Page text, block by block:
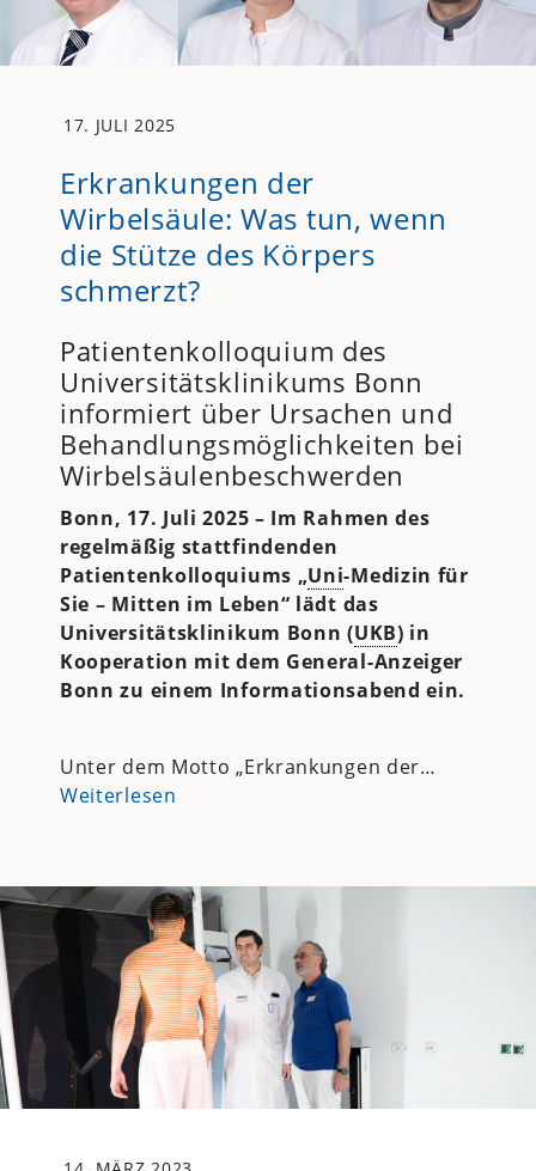
17. JULI 2025
Erkrankungen der
Wirbelsäule: Was tun, wenn
die Stütze des Körpers
schmerzt?
Patientenkolloquium des
Universitätsklinikums Bonn
informiert über Ursachen und
Behandlungsmöglichkeiten bei
Wirbelsäulenbeschwerden
Bonn, 17. Juli 2025 – Im Rahmen des
regelmäßig stattfindenden
Patientenkolloquiums „Uni-Medizin für
Sie – Mitten im Leben“ lädt das
Universitätsklinikum Bonn (UKB) in
Kooperation mit dem General-Anzeiger
Bonn zu einem Informationsabend ein.
Unter dem Motto „Erkrankungen der…
Weiterlesen